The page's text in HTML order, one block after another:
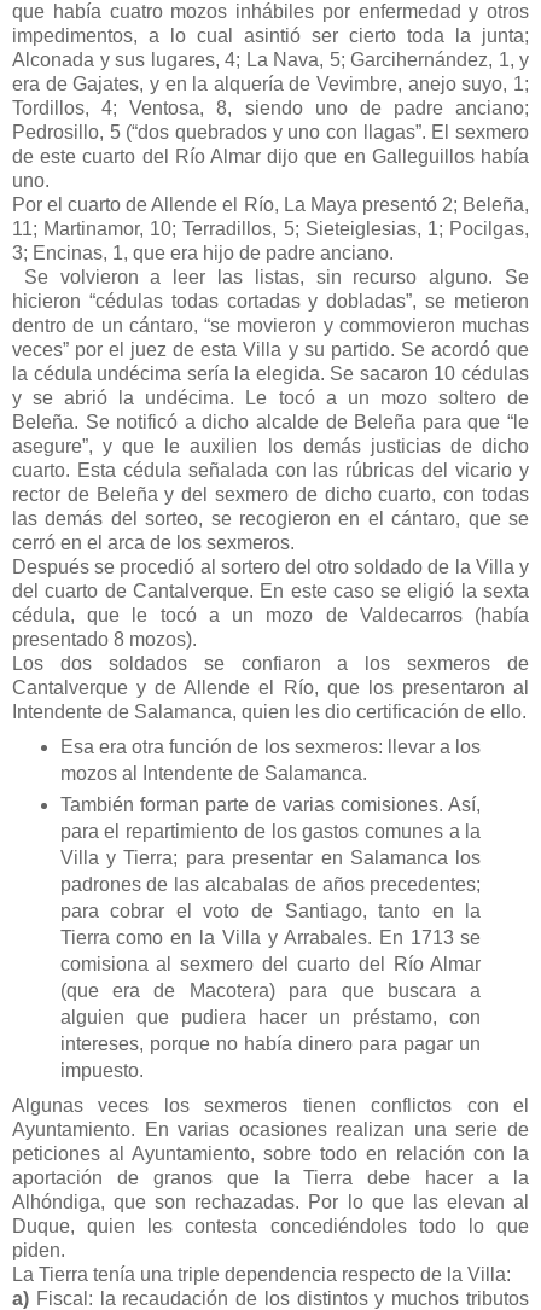
que había cuatro mozos inhábiles por enfermedad y otros
impedimentos, a lo cual asintió ser cierto toda la junta;
Alconada y sus lugares, 4; La Nava, 5; Garcihernández, 1, y
era de Gajates, y en la alquería de Vevimbre, anejo suyo, 1;
Tordillos, 4; Ventosa, 8, siendo uno de padre anciano;
Pedrosillo, 5 (“dos quebrados y uno con llagas”. El sexmero
de este cuarto del Río Almar dijo que en Galleguillos había
uno.
Por el cuarto de Allende el Río, La Maya presentó 2; Beleña,
11; Martinamor, 10; Terradillos, 5; Sieteiglesias, 1; Pocilgas,
3; Encinas, 1, que era hijo de padre anciano.
Se volvieron a leer las listas, sin recurso alguno. Se
hicieron “cédulas todas cortadas y dobladas”, se metieron
dentro de un cántaro, “se movieron y commovieron muchas
veces” por el juez de esta Villa y su partido. Se acordó que
la cédula undécima sería la elegida. Se sacaron 10 cédulas
y se abrió la undécima. Le tocó a un mozo soltero de
Beleña. Se notificó a dicho alcalde de Beleña para que “le
asegure”, y que le auxilien los demás justicias de dicho
cuarto. Esta cédula señalada con las rúbricas del vicario y
rector de Beleña y del sexmero de dicho cuarto, con todas
las demás del sorteo, se recogieron en el cántaro, que se
cerró en el arca de los sexmeros.
Después se procedió al sortero del otro soldado de la Villa y
del cuarto de Cantalverque. En este caso se eligió la sexta
cédula, que le tocó a un mozo de Valdecarros (había
presentado 8 mozos).
Los dos soldados se confiaron a los sexmeros de
Cantalverque y de Allende el Río, que los presentaron al
Intendente de Salamanca, quien les dio certificación de ello.
Esa era otra función de los sexmeros: llevar a los
mozos al Intendente de Salamanca.
También forman parte de varias comisiones. Así,
para el repartimiento de los gastos comunes a la
Villa y Tierra; para presentar en Salamanca los
padrones de las alcabalas de años precedentes;
para cobrar el voto de Santiago, tanto en la
Tierra como en la Villa y Arrabales. En 1713 se
comisiona al sexmero del cuarto del Río Almar
(que era de Macotera) para que buscara a
alguien que pudiera hacer un préstamo, con
intereses, porque no había dinero para pagar un
impuesto.
Algunas veces los sexmeros tienen conflictos con el
Ayuntamiento. En varias ocasiones realizan una serie de
peticiones al Ayuntamiento, sobre todo en relación con la
aportación de granos que la Tierra debe hacer a la
Alhóndiga, que son rechazadas. Por lo que las elevan al
Duque, quien les contesta concediéndoles todo lo que
piden.
La Tierra tenía una triple dependencia respecto de la Villa:
a) Fiscal: la recaudación de los distintos y muchos tributos